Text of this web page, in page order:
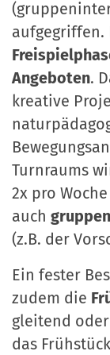
aufgegriffen.
Angeboten.
kreative
Turnraums
2x pro
auch
(z.B. der
Ein fester
zudem die
gleitend
das